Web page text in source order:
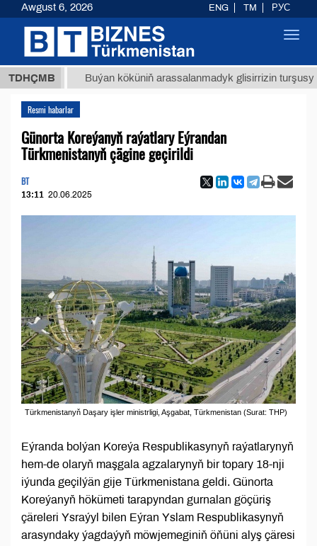
TDHÇMBBuýan köküniň arassalanmadyk glisirrizin turşusy (t.)
Resmi habarlar
Günorta Koreýanyň raýatlary Eýrandan
Türkmenistanyň çägine geçirildi
BT
13:11 20.06.2025
Türkmenistanyň Daşary işler ministrligi, Aşgabat, Türkmenistan (Surat: THP)
Eýranda bolýan Koreýa Respublikasynyň raýatlarynyň
hem-de olaryň maşgala agzalarynyň bir topary 18-nji
iýunda geçilýän gije Türkmenistana geldi. Günorta
Koreýanyň hökümeti tarapyndan gurnalan göçüriş
çäreleri Ysraýyl bilen Eýran Yslam Respublikasynyň
arasyndaky ýagdaýyň möwjemeginiň öňüni alyş çäresi
Awgust 6, 2026 ENG TM РУС